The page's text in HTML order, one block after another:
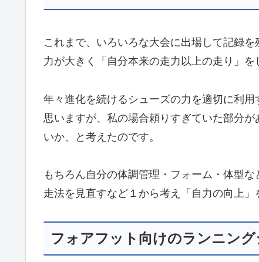
これまで、いろいろな大会に出場して記録
力が大きく「自分本来の走力以上の走り」を
年々進化を続けるシューズの力を適切に利
思いますが、私の場合頼りすぎていた部分
いか、と考えたのです。
もちろん自分の体調管理・フォーム・体型
走法を見直すなど１から考え「自力の向上」
フォアフット向けのランニン